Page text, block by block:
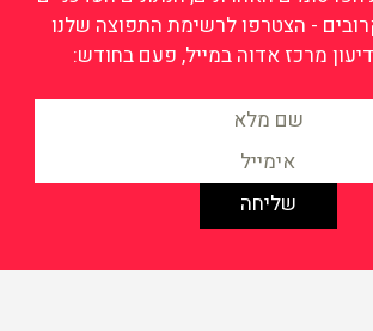
- הצטרפו לרשימת התפוצה שלנו
מרכז אדוה במייל, פעם בחודש: